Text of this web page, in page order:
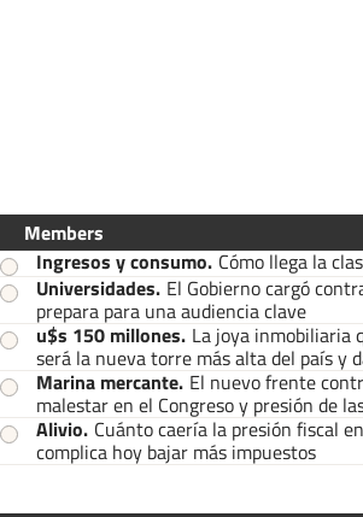
Members
Ingresos y consumo. Cómo llega la
Universidades. El Gobierno cargó
prepara para una audiencia clave
u$s 150 millones. La joya inmobiliaria
será la nueva torre más alta del país y
Marina mercante. El nuevo frente
malestar en el Congreso y presión de
Alivio. Cuánto caería la presión fiscal
complica hoy bajar más impuestos